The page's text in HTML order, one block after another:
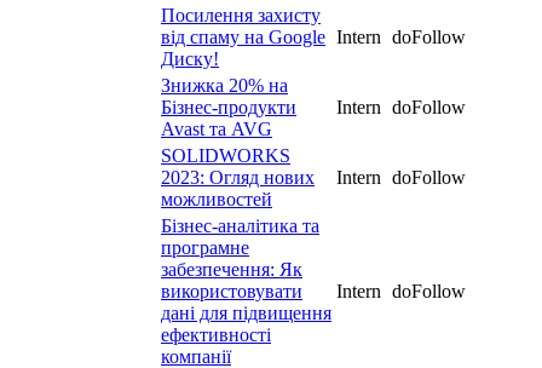
Посилення захисту
від спаму на Google
Диску!
Intern doFollow
Знижка 20% на
Бізнес-продукти
Avast та AVG
Intern doFollow
SOLIDWORKS
2023: Огляд нових
можливостей
Intern doFollow
Бізнес-аналітика та
програмне
забезпечення: Як
використовувати
дані для підвищення
ефективності
компанії
Intern doFollow